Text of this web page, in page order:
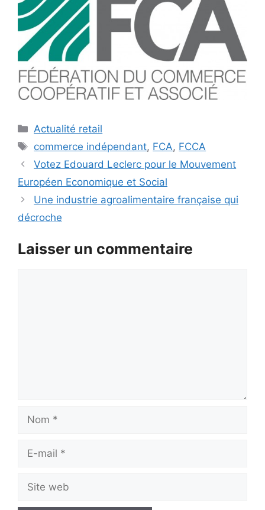
Catégories
Actualité retail
Étiquettes
commerce indépendant, FCA, FCCA
Votez Edouard Leclerc pour le Mouvement
Européen Economique et Social
Une industrie agroalimentaire française qui
décroche
Laisser un commentaire
Nom
Site
web